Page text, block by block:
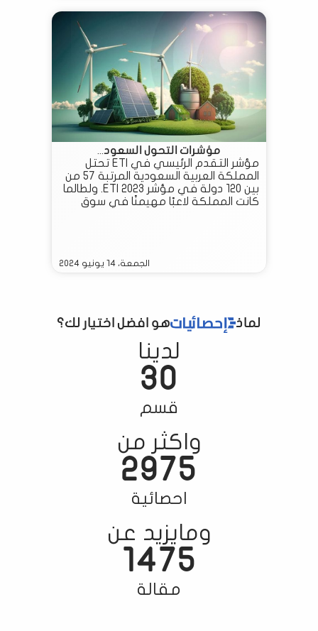
مؤشرات التحول السعود...
مؤشر التقدم الرئيسي في ETI تحتل
المملكة العربية السعودية المرتبة 57 من
بين 120 دولة في مؤشر ETI 2023. ولطالما
كانت المملكة لاعبًا مهيمنًا في سوق
السنوات العشر الماضية، أظهرت المملكة
تقود مجموعة أقرانها في الشرق الأوسط
وشمال أفريقيا وباكستان
الجمعة، ١٤ يونيو ٢٠٢٤
لماذ هو افضل اختيار لك؟
لدينا
30
قسم
واكثر من
2975
احصائية
ومايزيد عن
1475
مقالة